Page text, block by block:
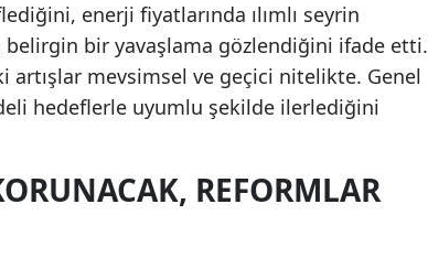
enerji fiyatlarında ılımlı seyrin
bir yavaşlama gözlendiğini ifade etti.
artışlar mevsimsel ve geçici nitelikte. Genel
hedeflerle uyumlu şekilde ilerlediğini
REFORMLAR